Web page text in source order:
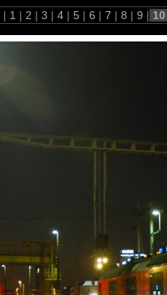
| 1 | 2 | 3 | 4 | 5 | 6 | 7 | 8 | 9 |